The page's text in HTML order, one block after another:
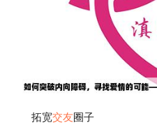
拓宽交友圈子